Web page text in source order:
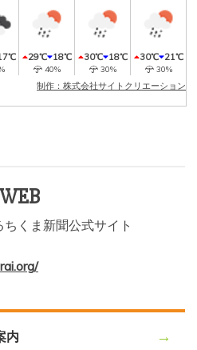
29℃ 18℃
40%
30℃ 18℃
30%
30℃ 21℃
30%
制作：株式会社サイトクリエーション
くま新聞公式サイト
内